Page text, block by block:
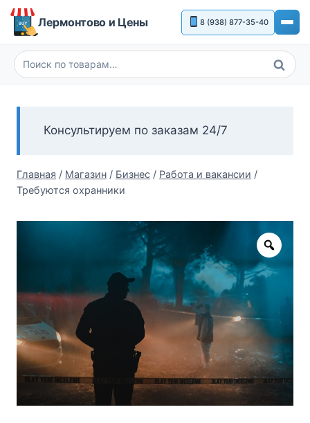
Перейти
Лермонтово и Цены 8 (938) 877-35-40
Искать:
Поиск
Консультируем по заказам 24/7
Главная / Магазин / Бизнес / Работа и вакансии /
Требуются охранники
Zoom